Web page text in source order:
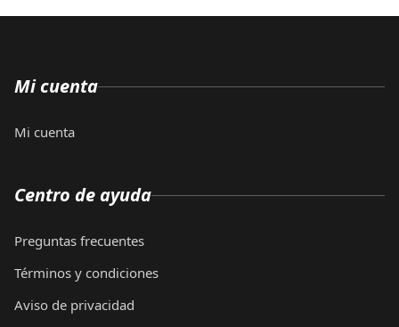
Mi cuenta
Mi cuenta
Centro de ayuda
Preguntas frecuentes
Términos y condiciones
Aviso de privacidad